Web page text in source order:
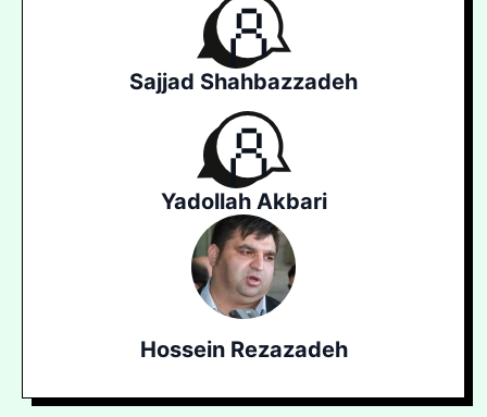
Sajjad Shahbazzadeh
Yadollah Akbari
Hossein Rezazadeh